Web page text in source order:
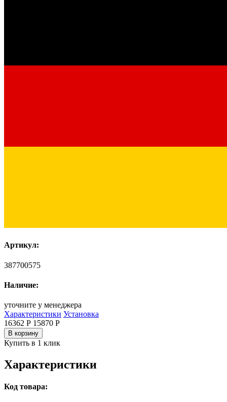
Артикул:
387700575
Наличие:
уточните у менеджера
Характеристики Установка
16362 Р 15870 Р
В корзину
Купить в 1 клик
Характеристики
Код товара: